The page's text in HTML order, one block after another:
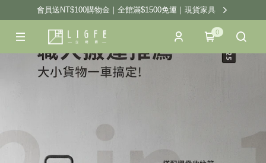
會員送NT$100購物金｜全館滿$1500免運｜現貨家具
0